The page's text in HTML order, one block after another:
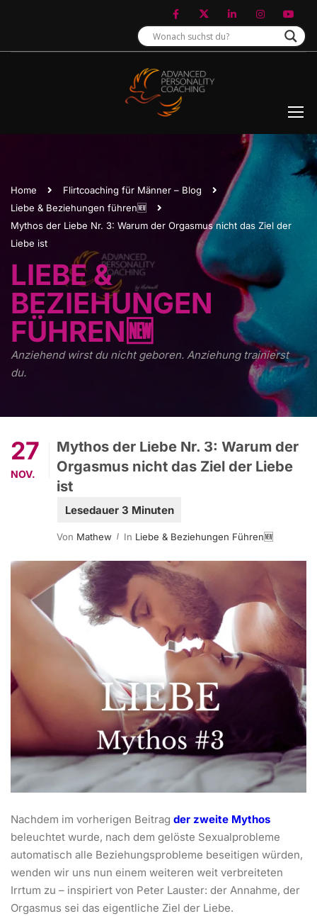
Home
Flirtcoaching für Männer – Blog
Liebe & Beziehungen führen🆕
Mythos der Liebe Nr. 3: Warum der Orgasmus nicht das Ziel der
Liebe ist
LIEBE &
BEZIEHUNGEN
FÜHREN🆕
Anziehend wirst du nicht geboren. Anziehung trainierst
du.
27
NOV.
Mythos der Liebe Nr. 3: Warum der
Orgasmus nicht das Ziel der Liebe
ist
Von Mathew In Liebe & Beziehungen Führen🆕
Nachdem im vorherigen Beitrag der zweite Mythos
beleuchtet wurde, nach dem gelöste Sexualprobleme
automatisch alle Beziehungsprobleme beseitigen würden,
wenden wir uns nun einem weiteren weit verbreiteten
Irrtum zu – inspiriert von Peter Lauster: der Annahme, der
Orgasmus sei das eigentliche Ziel der Liebe.